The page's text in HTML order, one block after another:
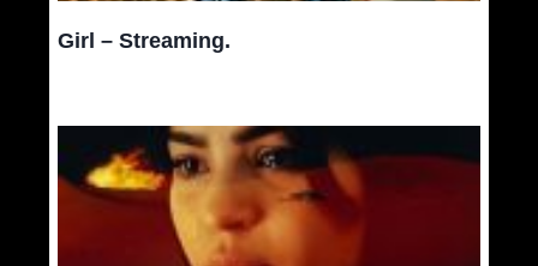
Girl – Streaming.